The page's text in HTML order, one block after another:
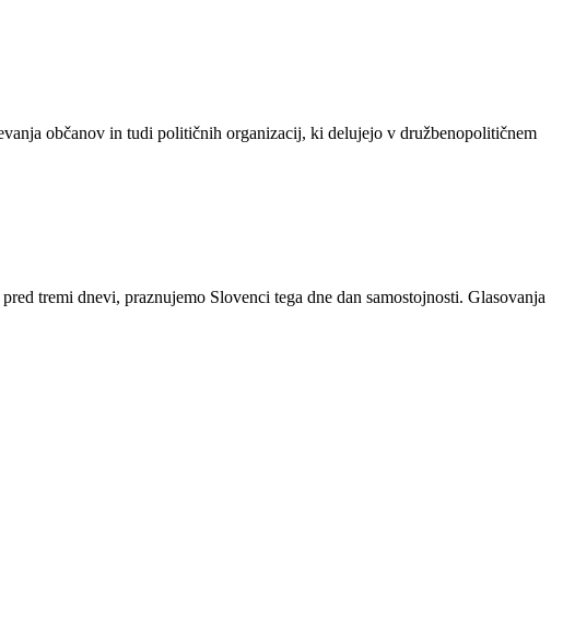
občanov in tudi političnih organizacij, ki delujejo v družbenopolitičnem
tremi dnevi, praznujemo Slovenci tega dne dan samostojnosti. Glasovanja